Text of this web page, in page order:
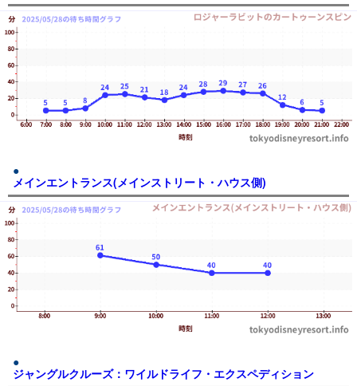
メインエントランス(メインストリート・ハウス側)
ジャングルクルーズ：ワイルドライフ・エクスペディション